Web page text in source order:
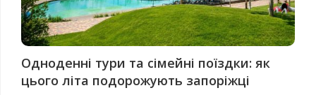
Одноденні тури та сімейні поїздки: як
цього літа подорожують запоріжці